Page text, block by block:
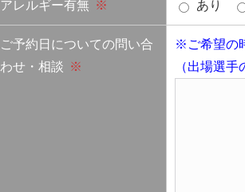
アレルギー有無 ※ あり
ご予約日についての問い合
わせ・相談 ※
※ご希望の
（出場選